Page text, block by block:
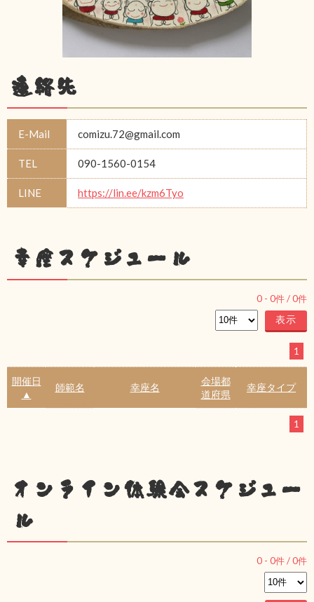
連絡先
E-Mail comizu.72@gmail.com
TEL 090-1560-0154
LINE https://lin.ee/kzm6Tyo
幸座スケジュール
0 - 0件 /0件
1
開催日
▲
師範名 幸座名
会場都
道府県
幸座タイプ
1
オンライン体験会スケジュー
ル
0 - 0件 /0件